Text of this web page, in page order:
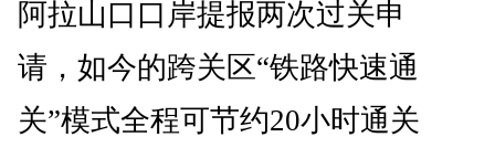
阿拉山口口岸提报两次过关申
请，如今的跨关区“铁路快速通
关”模式全程可节约20小时通关